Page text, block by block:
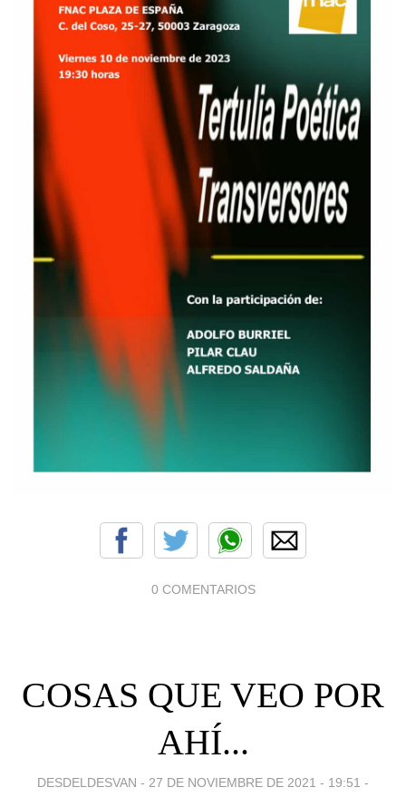
0 COMENTARIOS
COSAS QUE VEO POR
AHÍ...
DESDELDESVAN - 27 DE NOVIEMBRE DE 2021 - 19:51 -